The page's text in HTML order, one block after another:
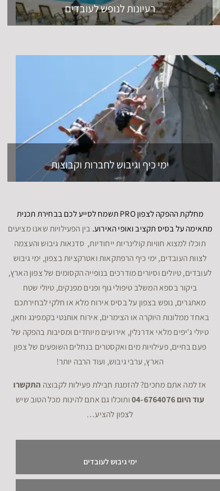
רעיונות לנופש לעובדים
ימי כיף וגיבוש לחברות וקבוצות
מחלקת ההפקה לצפון PRO תשמח לסייע לכם בבחירת תכנית
מתאימה על בסיס תקציב ואופי האירוע. בין הפעילויות שאנו מציעים
תוכלו למצוא חוויות קולינריות ייחודיות, סדנאות גיבוש והעצמה
לצוות העובדים, ימי כיף הרפתקאות ואטרקציות בצפון, ימי גיבוש
לעובדים, טיולים וסיורים מודרכים בנופייה הקסומים של צפון הארץ,
ביקור בספא המשלב טיפולי גוף ופנים מפנקים, טיולי שטח
מאתגרים, נופש בצפון על בסיס אירוח מלא או חלקי לבחירתכם
באחד ממלונות היוקרה או הצימרים, אירוח אותנטי בקמפינג וחאן,
טיולי ג'יפים מלאי אדרנלין, אירועים מיוחדים ומסיבות בהפקה של
פעם בחיים, פעילויות מים ואקסטרים בנחלים השופעים של צפון
הארץ, ערבי גיבוש, ועוד הרבה יותר!
אז למה אתם מחכים? להזמנת חבילת פעילות לקבוצה התקשרו
עוד היום 04-6764076
ותוכלו גם אתם להינות מכל הטוב שיש
לצפון להציע…
ימי גיבוש לעובדים